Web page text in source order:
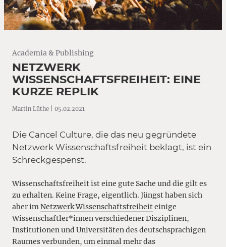
Academia & Publishing
NETZWERK
WISSENSCHAFTSFREIHEIT: EINE
KURZE REPLIK
Martin Lüthe | 05.02.2021
Die Cancel Culture, die das neu gegründete
Netzwerk Wissenschaftsfreiheit beklagt, ist ein
Schreckgespenst.
Wissenschaftsfreiheit ist eine gute Sache und die gilt es
zu erhalten. Keine Frage, eigentlich. Jüngst haben sich
aber imNetzwerk Wissenschaftsfreiheiteinige
Wissenschaftler*innen verschiedener Disziplinen,
Institutionen und Universitäten des deutschsprachigen
Raumes verbunden, um einmal mehr das